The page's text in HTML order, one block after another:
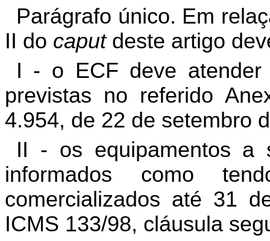
Parágrafo único. Em
II do caputdeste artigo
I - o ECF deve atender
previstas no referido
4.954, de 22 de setembro
II - os equipamentos a
informados como
comercializados até 31
ICMS 133/98, cláusula